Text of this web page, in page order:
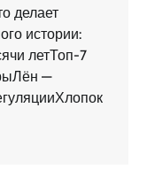
делает
истории:
летТоп-7
—